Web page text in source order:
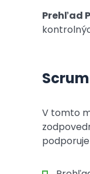
Prehľad
V tomto